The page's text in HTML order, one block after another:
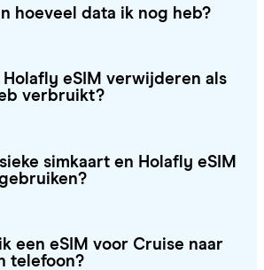
hoeveel data ik nog heb?
Holafly eSIM verwijderen als
verbruikt?
simkaart en Holafly eSIM
een eSIM voor Cruise naar
telefoon?